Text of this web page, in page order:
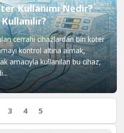
Kullanımı Nedir?
cerrahi cihazlardan biri koter
kontrol altına almak,
amacıyla kullanılan bu cihaz,
3 4 5